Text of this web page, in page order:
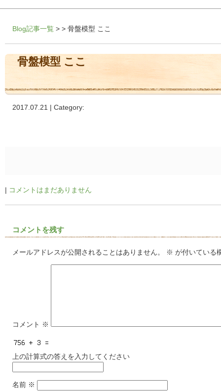
Blog記事一覧 > > 骨盤模型 ここ
骨盤模型 ここ
2017.07.21 | Category:
| コメントはまだありません
コメントを残す
メールアドレスが公開されることはありません。 ※ が付いている
コメント ※
上の計算式の答えを入力してください
名前 ※